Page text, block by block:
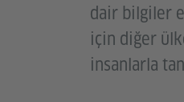
dair bilgiler
için diğer
insanlarla